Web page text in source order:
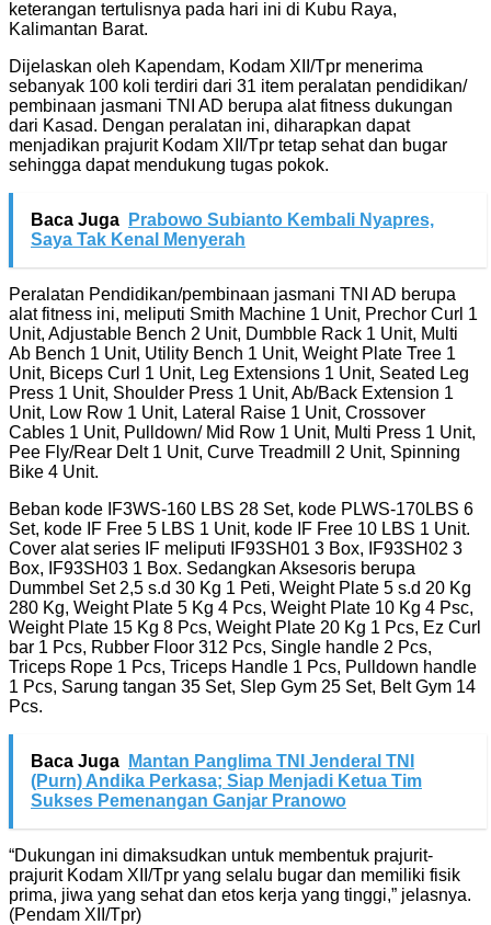
keterangan tertulisnya pada hari ini di Kubu Raya,
Kalimantan Barat.
Dijelaskan oleh Kapendam, Kodam XII/Tpr menerima
sebanyak 100 koli terdiri dari 31 item peralatan pendidikan/
pembinaan jasmani TNI AD berupa alat fitness dukungan
dari Kasad. Dengan peralatan ini, diharapkan dapat
menjadikan prajurit Kodam XII/Tpr tetap sehat dan bugar
sehingga dapat mendukung tugas pokok.
Baca Juga
Prabowo Subianto Kembali Nyapres,
Saya Tak Kenal Menyerah
Peralatan Pendidikan/pembinaan jasmani TNI AD berupa
alat fitness ini, meliputi Smith Machine 1 Unit, Prechor Curl 1
Unit, Adjustable Bench 2 Unit, Dumbble Rack 1 Unit, Multi
Ab Bench 1 Unit, Utility Bench 1 Unit, Weight Plate Tree 1
Unit, Biceps Curl 1 Unit, Leg Extensions 1 Unit, Seated Leg
Press 1 Unit, Shoulder Press 1 Unit, Ab/Back Extension 1
Unit, Low Row 1 Unit, Lateral Raise 1 Unit, Crossover
Cables 1 Unit, Pulldown/ Mid Row 1 Unit, Multi Press 1 Unit,
Pee Fly/Rear Delt 1 Unit, Curve Treadmill 2 Unit, Spinning
Bike 4 Unit.
Beban kode IF3WS-160 LBS 28 Set, kode PLWS-170LBS 6
Set, kode IF Free 5 LBS 1 Unit, kode IF Free 10 LBS 1 Unit.
Cover alat series IF meliputi IF93SH01 3 Box, IF93SH02 3
Box, IF93SH03 1 Box. Sedangkan Aksesoris berupa
Dummbel Set 2,5 s.d 30 Kg 1 Peti, Weight Plate 5 s.d 20 Kg
280 Kg, Weight Plate 5 Kg 4 Pcs, Weight Plate 10 Kg 4 Psc,
Weight Plate 15 Kg 8 Pcs, Weight Plate 20 Kg 1 Pcs, Ez Curl
bar 1 Pcs, Rubber Floor 312 Pcs, Single handle 2 Pcs,
Triceps Rope 1 Pcs, Triceps Handle 1 Pcs, Pulldown handle
1 Pcs, Sarung tangan 35 Set, Slep Gym 25 Set, Belt Gym 14
Pcs.
Baca Juga
Mantan Panglima TNI Jenderal TNI
(Purn) Andika Perkasa; Siap Menjadi Ketua Tim
Sukses Pemenangan Ganjar Pranowo
“Dukungan ini dimaksudkan untuk membentuk prajurit-
prajurit Kodam XII/Tpr yang selalu bugar dan memiliki fisik
prima, jiwa yang sehat dan etos kerja yang tinggi,” jelasnya.
(Pendam XII/Tpr)